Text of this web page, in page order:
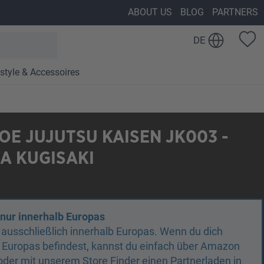
ABOUT US BLOG PARTNERS
DE
& Accessoires
JUJUTSU KAISEN JK003 -
KUGISAKI
innerhalb Europas
innerhalb Europas. Wenn du dich
befindest, kannst du einfach über Amazon
mit unserem Store Finder einen Partnerladen in